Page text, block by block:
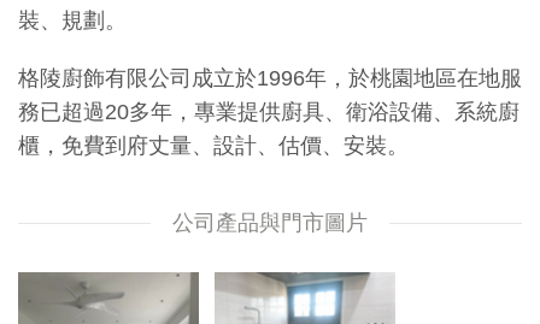
裝、規劃。
格陵廚飾有限公司成立於1996年，於桃園地區在地服
務已超過20多年，專業提供廚具、衛浴設備、系統廚
櫃，免費到府丈量、設計、估價、安裝。
公司產品與門市圖片